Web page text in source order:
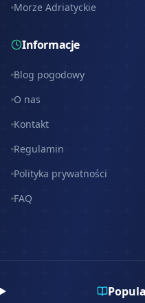
Morze Adriatyckie
Informacje
Blog pogodowy
O nas
Kontakt
Regulamin
Polityka prywatności
FAQ